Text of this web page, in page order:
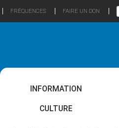
FRÉQUENCES FAIRE UN DON
INFORMATION
CULTURE